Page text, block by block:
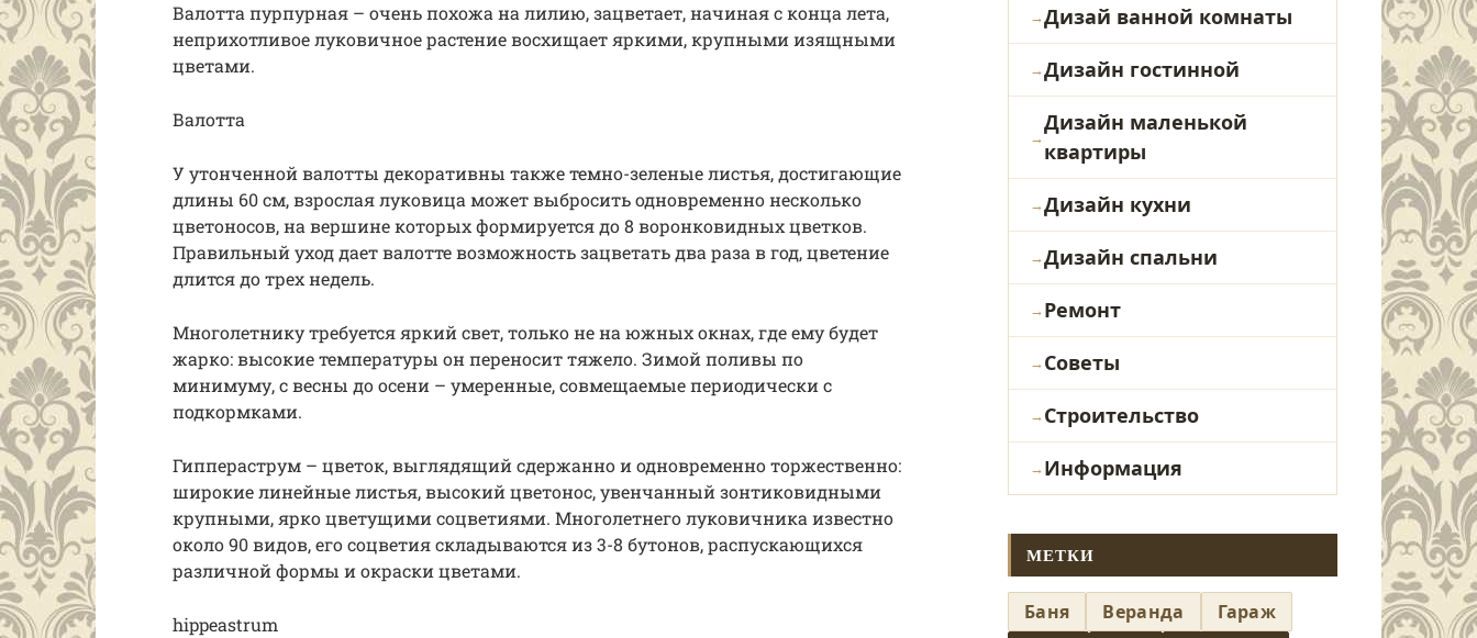
Валотта пурпурная – очень похожа на лилию, зацветает, начиная с конца лета,
неприхотливое луковичное растение восхищает яркими, крупными изящными
цветами.
Валотта
У утонченной валотты декоративны также темно-зеленые листья, достигающие
длины 60 см, взрослая луковица может выбросить одновременно несколько
цветоносов, на вершине которых формируется до 8 воронковидных цветков.
Правильный уход дает валотте возможность зацветать два раза в год, цветение
длится до трех недель.
Многолетнику требуется яркий свет, только не на южных окнах, где ему будет
жарко: высокие температуры он переносит тяжело. Зимой поливы по
минимуму, с весны до осени – умеренные, совмещаемые периодически с
подкормками.
Гиппераструм – цветок, выглядящий сдержанно и одновременно торжественно:
широкие линейные листья, высокий цветонос, увенчанный зонтиковидными
крупными, ярко цветущими соцветиями. Многолетнего луковичника известно
около 90 видов, его соцветия складываются из 3-8 бутонов, распускающихся
различной формы и окраски цветами.
hippeastrum
Дизай ванной комнаты
Дизайн гостинной
Дизайн маленькой
квартиры
Дизайн кухни
Дизайн спальни
Ремонт
Советы
Строительство
Информация
МЕТКИ
Баня Веранда
Гараж